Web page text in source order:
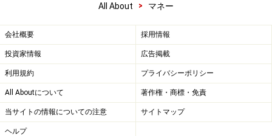
All About > マネー
会社概要 採用情報
投資家情報 広告掲載
利用規約 プライバシーポリシー
All Aboutについて 著作権・商標・免責
当サイトの情報についての注意 サイトマップ
ヘルプ